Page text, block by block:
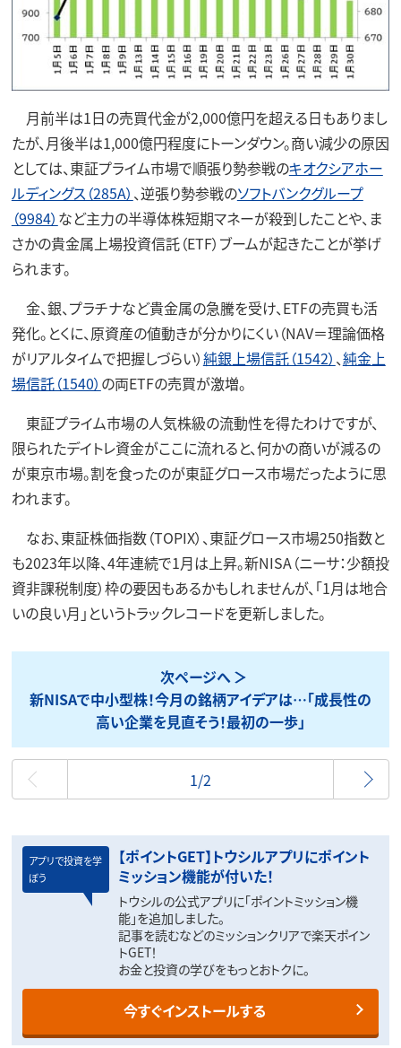
月前半は1日の売買代金が2,000億円を超える日もありまし
たが、月後半は1,000億円程度にトーンダウン。商い減少の原因
としては、東証プライム市場で順張り勢参戦のキオクシアホー
ルディングス（285A） 、逆張り勢参戦のソフトバンクグループ
（9984） など主力の半導体株短期マネーが殺到したことや、ま
さかの貴金属上場投資信託（ETF）ブームが起きたことが挙げ
られます。
金、銀、プラチナなど貴金属の急騰を受け、ETFの売買も活
発化。とくに、原資産の値動きが分かりにくい（NAV＝理論価格
がリアルタイムで把握しづらい）純銀上場信託（1542） 、純金上
場信託（1540） の両ETFの売買が激増。
東証プライム市場の人気株級の流動性を得たわけですが、
限られたデイトレ資金がここに流れると、何かの商いが減るの
が東京市場。割を食ったのが東証グロース市場だったように思
われます。
なお、東証株価指数（TOPIX）、東証グロース市場250指数と
も2023年以降、4年連続で1月は上昇。新NISA（ニーサ：少額投
資非課税制度）枠の要因もあるかもしれませんが、「1月は地合
いの良い月」というトラックレコードを更新しました。
次ページへ
新NISAで中小型株！今月の銘柄アイデアは…「成長性の
高い企業を見直そう！最初の一歩」
最初
1/2
アプリで投資を学
ぼう
【ポイントGET】トウシルアプリにポイント
ミッション機能が付いた！
トウシルの公式アプリに「ポイントミッション機
能」を追加しました。
記事を読むなどのミッションクリアで楽天ポイン
トGET！
お金と投資の学びをもっとおトクに。
今すぐインストールする